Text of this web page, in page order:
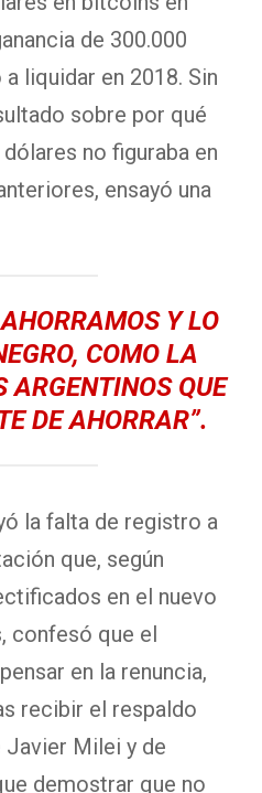
de 300.000
liquidar en 2018. Sin
sobre por qué
no figuraba en
ensayó una
Y LO
COMO LA
ARGENTINOS QUE
DE AHORRAR”.
la falta de registro a
que, según
en el nuevo
confesó que el
en la renuncia,
recibir el respaldo
Milei y de
demostrar que no